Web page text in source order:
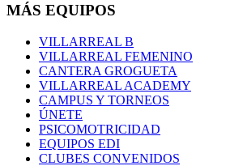
MÁS EQUIPOS
VILLARREAL B
VILLARREAL FEMENINO
CANTERA GROGUETA
VILLARREAL ACADEMY
CAMPUS Y TORNEOS
ÚNETE
PSICOMOTRICIDAD
EQUIPOS EDI
CLUBES CONVENIDOS